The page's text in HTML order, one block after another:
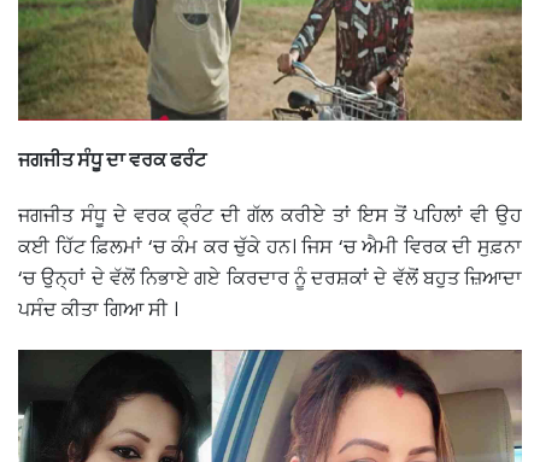
ਜਗਜੀਤ ਸੰਧੂ ਦਾ ਵਰਕ ਫਰੰਟ
ਜਗਜੀਤ ਸੰਧੂ ਦੇ ਵਰਕ ਫ੍ਰੰਟ ਦੀ ਗੱਲ ਕਰੀਏ ਤਾਂ ਇਸ ਤੋਂ ਪਹਿਲਾਂ ਵੀ ਉਹ
ਕਈ ਹਿੱਟ ਫ਼ਿਲਮਾਂ ‘ਚ ਕੰਮ ਕਰ ਚੁੱਕੇ ਹਨ। ਜਿਸ ‘ਚ ਐਮੀ ਵਿਰਕ ਦੀ ਸੁਫ਼ਨਾ
‘ਚ ਉਨ੍ਹਾਂ ਦੇ ਵੱਲੋਂ ਨਿਭਾਏ ਗਏ ਕਿਰਦਾਰ ਨੂੰ ਦਰਸ਼ਕਾਂ ਦੇ ਵੱਲੋਂ ਬਹੁਤ ਜ਼ਿਆਦਾ
ਪਸੰਦ ਕੀਤਾ ਗਿਆ ਸੀ ।